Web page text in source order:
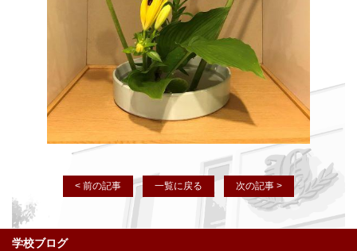
< 前の記事 一覧に戻る 次の記事 >
学校ブログ